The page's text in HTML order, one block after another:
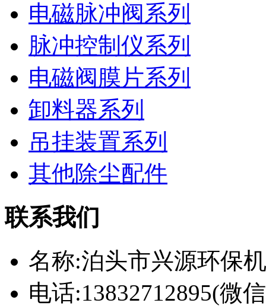
电磁脉冲阀系列
脉冲控制仪系列
电磁阀膜片系列
卸料器系列
吊挂装置系列
其他除尘配件
联系我们
名称:泊头市兴源环保
电话:13832712895(微